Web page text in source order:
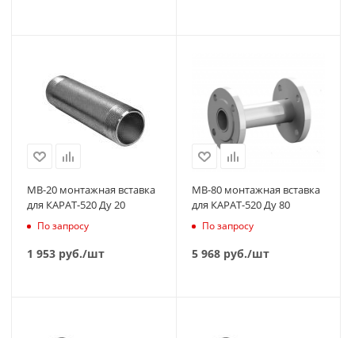
МВ-20 монтажная вставка
для КАРАТ-520 Ду 20
По запросу
1 953 руб./шт
МВ-80 монтажная вставка
для КАРАТ-520 Ду 80
По запросу
5 968руб./шт